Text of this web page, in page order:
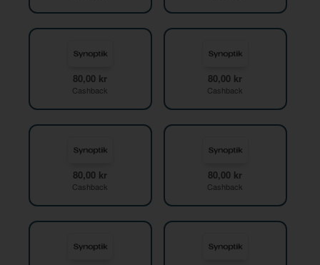
80,00 kr
Cashback
80,00 kr
Cashback
80,00 kr
Cashback
80,00 kr
Cashback